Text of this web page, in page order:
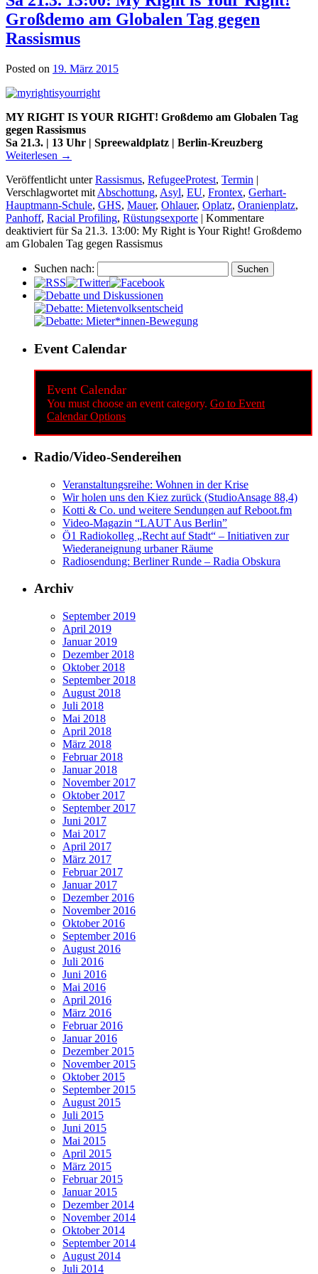
Großdemo am Globalen Tag gegen
Rassismus
Posted on 19. März 2015
MY RIGHT IS YOUR RIGHT! Großdemo am Globalen Tag
gegen Rassismus
Sa 21.3. | 13 Uhr | Spreewaldplatz | Berlin-Kreuzberg
Weiterlesen →
Veröffentlicht unter Rassismus, RefugeeProtest, Termin |
Verschlagwortet mit Abschottung, Asyl, EU, Frontex, Gerhart-
Hauptmann-Schule, GHS, Mauer, Ohlauer, Oplatz, Oranienplatz,
Panhoff, Racial Profiling, Rüstungsexporte | Kommentare
deaktiviert für Sa 21.3. 13:00: My Right is Your Right! Großdemo
am Globalen Tag gegen Rassismus
Suchen nach:
Event Calendar
Event Calendar
You must choose an event category. Go to Event
Calendar Options
Radio/Video-Sendereihen
Veranstaltungsreihe: Wohnen in der Krise
Wir holen uns den Kiez zurück (StudioAnsage 88,4)
Kotti & Co. und weitere Sendungen auf Reboot.fm
Video-Magazin “LAUT Aus Berlin”
Ö1 Radiokolleg „Recht auf Stadt“ – Initiativen zur
Wiederaneignung urbaner Räume
Radiosendung: Berliner Runde – Radia Obskura
Archiv
September 2019
April 2019
Januar 2019
Dezember 2018
Oktober 2018
September 2018
August 2018
Juli 2018
Mai 2018
April 2018
März 2018
Februar 2018
Januar 2018
November 2017
Oktober 2017
September 2017
Juni 2017
Mai 2017
April 2017
März 2017
Februar 2017
Januar 2017
Dezember 2016
November 2016
Oktober 2016
September 2016
August 2016
Juli 2016
Juni 2016
Mai 2016
April 2016
März 2016
Februar 2016
Januar 2016
Dezember 2015
November 2015
Oktober 2015
September 2015
August 2015
Juli 2015
Juni 2015
Mai 2015
April 2015
März 2015
Februar 2015
Januar 2015
Dezember 2014
November 2014
Oktober 2014
September 2014
August 2014
Juli 2014